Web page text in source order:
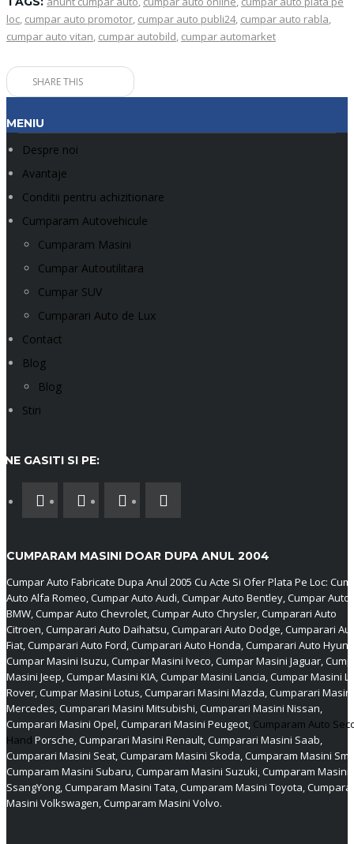
loc, cumpar auto promotor, cumpar auto publi24, cumpar auto rabla,
cumpar auto vitan, cumpar autobild, cumpar automarket
SHARE THIS
MENIU
Despre noi
Avantaje
Conditii pentru achizitionare
Cumparam Autovehicule
Cumparam Masini
Cumpar Autoutilitara
Cumpar SUV
Cumparari Auto de Lux
Contact
Blog
Blog
Stiri
NE GASITI SI PE:
CUMPARAM MASINI DOAR DUPA ANUL 2004
Cumpar Auto Fabricate Dupa Anul 2005 Cu Acte Si Ofer Plata Pe Loc:
Auto Alfa Romeo, Cumpar Auto Audi, Cumpar Auto Bentley, Cumpar Auto
BMW, Cumpar Auto Chevrolet, Cumpar Auto Chrysler, Cumparari Auto
Citroen, Cumparari Auto Daihatsu, Cumparari Auto Dodge, Cumparari
Fiat, Cumparari Auto Ford, Cumparari Auto Honda, Cumparari Auto
Cumpar Masini Isuzu, Cumpar Masini Iveco, Cumpar Masini Jaguar,
Masini Jeep, Cumpar Masini KIA, Cumpar Masini Lancia, Cumpar Masini
Rover, Cumpar Masini Lotus, Cumparari Masini Mazda, Cumparari Masini
Mercedes, Cumparari Masini Mitsubishi, Cumparari Masini Nissan,
Cumparari Masini Opel, Cumparari Masini Peugeot, Cumparam Auto
Hand Porsche, Cumparari Masini Renault, Cumparari Masini Saab,
Cumparari Masini Seat, Cumparam Masini Skoda, Cumparam Masini
Cumparam Masini Subaru, Cumparam Masini Suzuki, Cumparam Masini
SsangYong, Cumparam Masini Tata, Cumparam Masini Toyota,
Masini Volkswagen, Cumparam Masini Volvo.